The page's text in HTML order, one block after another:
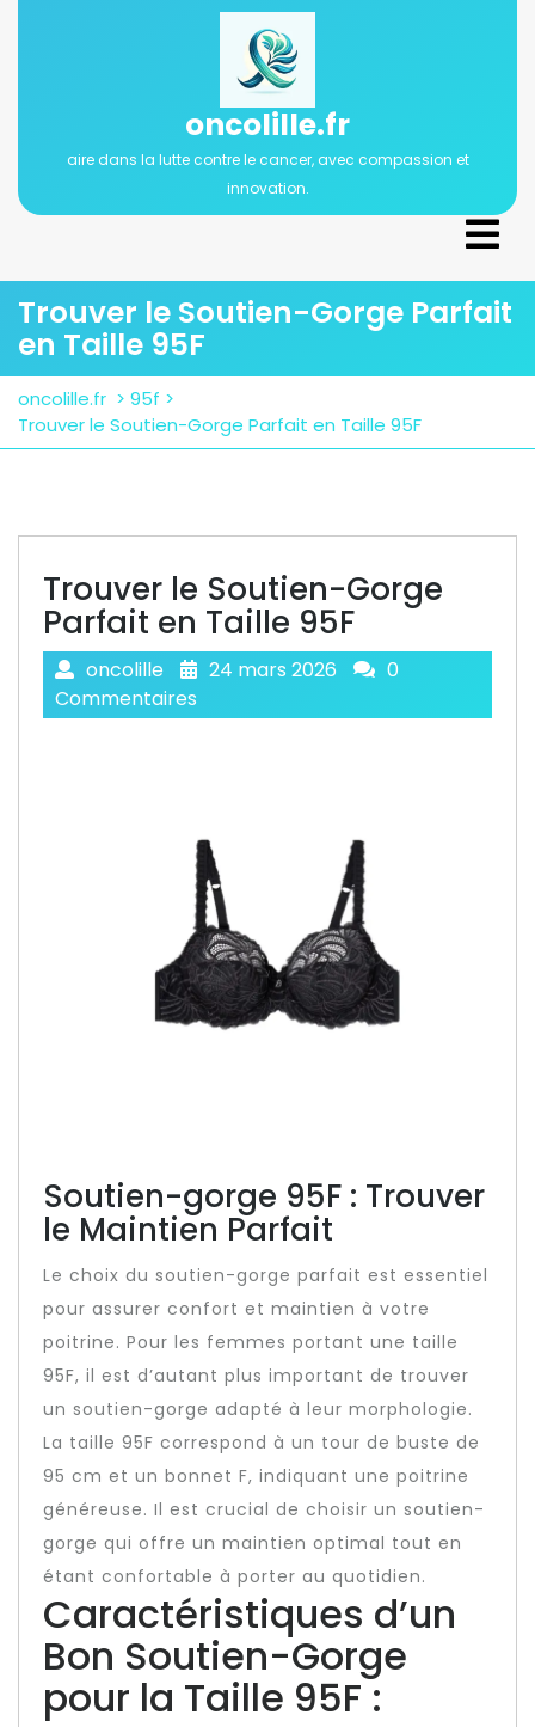
oncolille.fr
aire dans la lutte contre le cancer, avec compassion et
innovation.
Trouver le Soutien-Gorge Parfait
en Taille 95F
oncolille.fr > 95f >
Trouver le Soutien-Gorge Parfait en Taille 95F
Trouver le Soutien-Gorge
Parfait en Taille 95F
oncolille 24 mars 2026
0
Commentaires
Soutien-gorge 95F : Trouver
le Maintien Parfait
Le choix du soutien-gorge parfait est essentiel
pour assurer confort et maintien à votre
poitrine. Pour les femmes portant une taille
95F, il est d’autant plus important de trouver
un soutien-gorge adapté à leur morphologie.
La taille 95F correspond à un tour de buste de
95 cm et un bonnet F, indiquant une poitrine
généreuse. Il est crucial de choisir un soutien-
gorge qui offre un maintien optimal tout en
étant confortable à porter au quotidien.
Caractéristiques d’un
Bon Soutien-Gorge
pour la Taille 95F :